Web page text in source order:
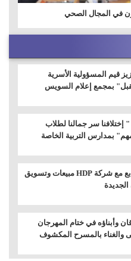
في المجال الصحي
قيم المسؤولية الأسرية
بمجمع إعلام السويس
" إختلافنا سر جمالنا لطلاب
بمدارس التربية الخاصة
وزيرة الإسكان تتابع مع شركة HDP مبيعات وتسويق
وأبناؤه في ختام المهرجان
والغناء بالمسرح المكشوف